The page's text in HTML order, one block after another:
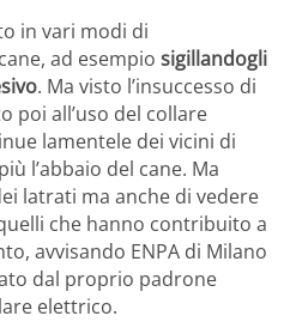
in vari modi di
ad esempio sigillandogli
. Ma visto l’insuccesso di
poi all’uso del collare
lamentele dei vicini di
l’abbaio del cane. Ma
latrati ma anche di vedere
che hanno contribuito a
avvisando ENPA di Milano
dal proprio padrone
elettrico.